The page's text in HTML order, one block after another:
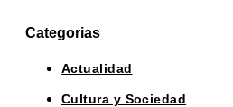
Categorias
Actualidad
Cultura y Sociedad